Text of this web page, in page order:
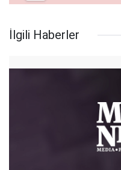
İlgili Haberler